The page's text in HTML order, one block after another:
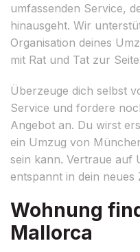
umfassenden Service,
hinausgeht. Wir
Organisation deines
mit Rat und Tat zur
Überzeuge dich selbst
Service und fordere
Angebot an. Du wirst
ein Umzug von
sein kann. Vertraue auf
entspannt in dein
Wohnung
Mallorca